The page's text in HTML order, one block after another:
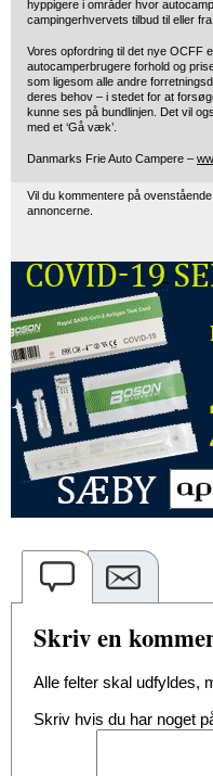
hyppigere i områder hvor
campingerhvervets tilbud til eller
Vores opfordring til det nye OCFF
autocamperbrugere forhold og
som ligesom alle andre
deres behov – i stedet for at
kunne ses på bundlinjen. Det vil
med et ‘Gå væk’.
Danmarks Frie Auto Campere –
Vil du kommentere på
annoncerne.
Skriv en
Alle felter skal udfyldes,
Skriv hvis du har noget